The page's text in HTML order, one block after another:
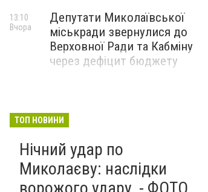
Депутати Миколаївської
міськради звернулися до
Верховної Ради та Кабміну
через дефіцит бюджету
13:10
Вчора
ТОП НОВИНИ
Нічний удар по
Миколаєву: наслідки